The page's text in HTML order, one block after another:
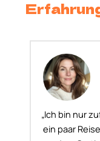
„Ich bin nur
ein paar